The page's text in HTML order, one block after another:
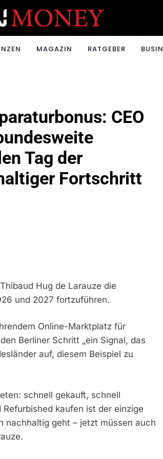
MAGAZIN RATGEBER
CEO
Tag der
Fortschritt
Hug de Larauze die
und 2027 fortzuführen.
Online-Marktplatz für
Berliner Schritt „ein Signal, das
auf, diesem Beispiel zu
schnell gekauft, schnell
kaufen ist der einzige
nachhaltig geht – jetzt müssen auch